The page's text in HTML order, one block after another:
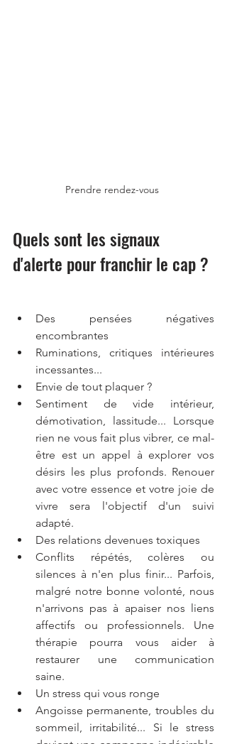
Prendre rendez-vous
Quels sont les signaux
d'alerte pour franchir le cap ?
Des pensées négatives
encombrantes
Ruminations, critiques intérieures
incessantes...
Envie de tout plaquer ?
Sentiment de vide intérieur,
démotivation, lassitude... Lorsque
rien ne vous fait plus vibrer, ce mal-
être est un appel à explorer vos
désirs les plus profonds. Renouer
avec votre essence et votre joie de
vivre sera l'objectif d'un suivi
adapté.
Des relations devenues toxiques
Conflits répétés, colères ou
silences à n'en plus finir... Parfois,
malgré notre bonne volonté, nous
n'arrivons pas à apaiser nos liens
affectifs ou professionnels. Une
thérapie pourra vous aider à
restaurer une communication
saine.
Un stress qui vous ronge
Angoisse permanente, troubles du
sommeil, irritabilité... Si le stress